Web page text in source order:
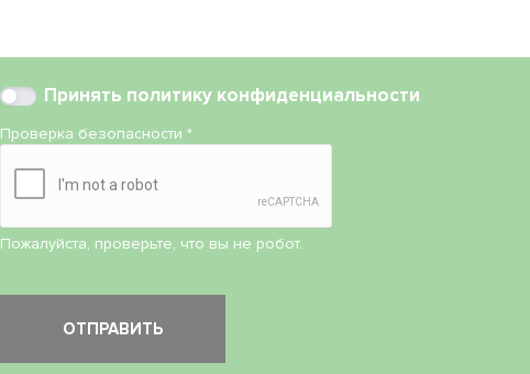
Принять политику конфиденциальности
Проверка безопасности*
Пожалуйста, проверьте, что вы не робот.